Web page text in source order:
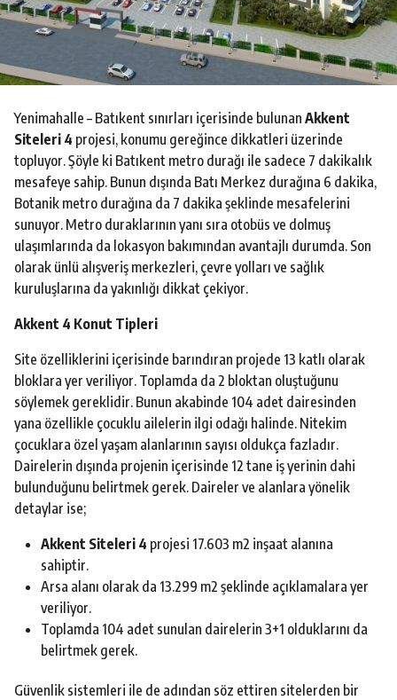
o
Yenimahalle – Batıkent sınırları içerisinde bulunan Akkent
Siteleri 4 projesi, konumu gereğince dikkatleri üzerinde
topluyor. Şöyle ki Batıkent metro durağı ile sadece 7 dakikalık
mesafeye sahip. Bunun dışında Batı Merkez durağına 6 dakika,
Botanik metro durağına da 7 dakika şeklinde mesafelerini
sunuyor. Metro duraklarının yanı sıra otobüs ve dolmuş
ulaşımlarında da lokasyon bakımından avantajlı durumda. Son
olarak ünlü alışveriş merkezleri, çevre yolları ve sağlık
kuruluşlarına da yakınlığı dikkat çekiyor.
Akkent 4 Konut Tipleri
Site özelliklerini içerisinde barındıran projede 13 katlı olarak
bloklara yer veriliyor. Toplamda da 2 bloktan oluştuğunu
söylemek gereklidir. Bunun akabinde 104 adet dairesinden
yana özellikle çocuklu ailelerin ilgi odağı halinde. Nitekim
çocuklara özel yaşam alanlarının sayısı oldukça fazladır.
Dairelerin dışında projenin içerisinde 12 tane iş yerinin dahi
bulunduğunu belirtmek gerek. Daireler ve alanlara yönelik
detaylar ise;
Akkent Siteleri 4 projesi 17.603 m2 inşaat alanına
sahiptir.
Arsa alanı olarak da 13.299 m2 şeklinde açıklamalara yer
veriliyor.
Toplamda 104 adet sunulan dairelerin 3+1 olduklarını da
belirtmek gerek.
Güvenlik sistemleri ile de adından söz ettiren sitelerden bir